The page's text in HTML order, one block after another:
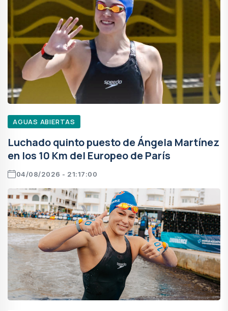
AGUAS ABIERTAS
Luchado quinto puesto de Ángela Martínez
en los 10 Km del Europeo de París
04/08/2026 - 21:17:00